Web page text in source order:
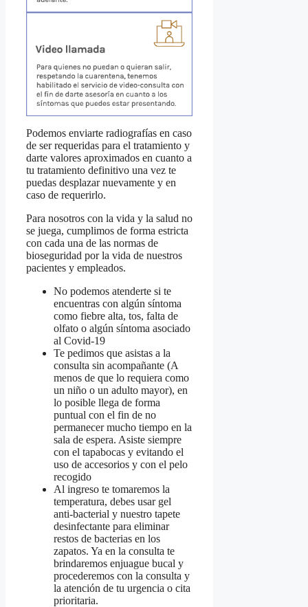
Podemos enviarte radiografías en caso
de ser requeridas para el tratamiento y
darte valores aproximados en cuanto a
tu tratamiento definitivo una vez te
puedas desplazar nuevamente y en
caso de requerirlo.
Para nosotros con la vida y la salud no
se juega, cumplimos de forma estricta
con cada una de las normas de
bioseguridad por la vida de nuestros
pacientes y empleados.
No podemos atenderte si te
encuentras con algún síntoma
como fiebre alta, tos, falta de
olfato o algún síntoma asociado
al Covid-19
Te pedimos que asistas a la
consulta sin acompañante (A
menos de que lo requiera como
un niño o un adulto mayor), en
lo posible llega de forma
puntual con el fin de no
permanecer mucho tiempo en la
sala de espera. Asiste siempre
con el tapabocas y evitando el
uso de accesorios y con el pelo
recogido
Al ingreso te tomaremos la
temperatura, debes usar gel
anti-bacterial y nuestro tapete
desinfectante para eliminar
restos de bacterias en los
zapatos. Ya en la consulta te
brindaremos enjuague bucal y
procederemos con la consulta y
la atención de tu urgencia o cita
prioritaria.